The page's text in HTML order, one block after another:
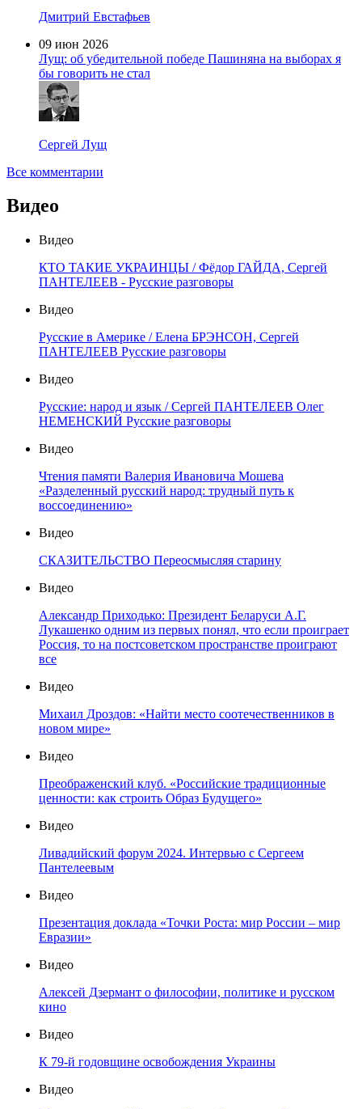
Дмитрий Евстафьев
09 июн 2026
Лущ: об убедительной победе Пашиняна на выборах я
бы говорить не стал
Сергей Лущ
Все комментарии
Видео
Видео
КТО ТАКИЕ УКРАИНЦЫ / Фёдор ГАЙДА, Сергей
ПАНТЕЛЕЕВ - Русские разговоры
Видео
Русские в Америке / Елена БРЭНСОН, Сергей
ПАНТЕЛЕЕВ Русские разговоры
Видео
Русские: народ и язык / Сергей ПАНТЕЛЕЕВ Олег
НЕМЕНСКИЙ Русские разговоры
Видео
Чтения памяти Валерия Ивановича Мошева
«Разделенный русский народ: трудный путь к
воссоединению»
Видео
СКАЗИТЕЛЬСТВО Переосмысляя старину
Видео
Александр Приходько: Президент Беларуси А.Г.
Лукашенко одним из первых понял, что если проиграет
Россия, то на постсоветском пространстве проиграют
все
Видео
Михаил Дроздов: «Найти место соотечественников в
новом мире»
Видео
Преображенский клуб. «Российские традиционные
ценности: как строить Образ Будущего»
Видео
Ливадийский форум 2024. Интервью с Сергеем
Пантелеевым
Видео
Презентация доклада «Точки Роста: мир России – мир
Евразии»
Видео
Алексей Дзермант о философии, политике и русском
кино
Видео
К 79-й годовщине освобождения Украины
Видео